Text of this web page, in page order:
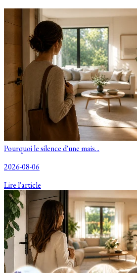
Pourquoi le silence d'une mais...
2026-08-06
Lire l'article